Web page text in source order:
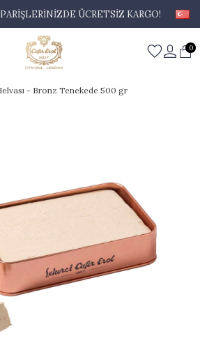
ÜCRETSİZ KARGO!
0
- Bronz Tenekede 500 gr